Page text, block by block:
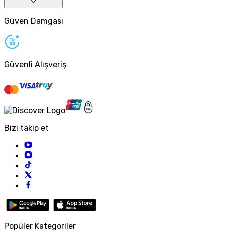
Güven Damgası
Güvenli Alışveriş
Bizi takip et
Popüler Kategoriler